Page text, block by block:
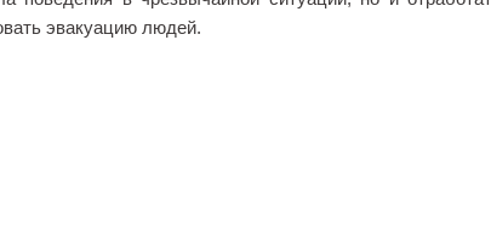
эвакуацию людей.